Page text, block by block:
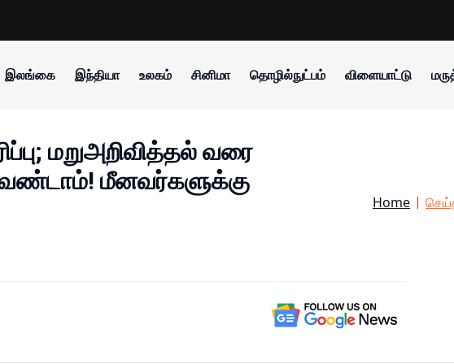
இலங்கை இந்தியா உலகம் சினிமா தொழில்நுட்பம் விளையாட்டு
மறுஅறிவித்தல் வரை
மீனவர்களுக்கு
Home